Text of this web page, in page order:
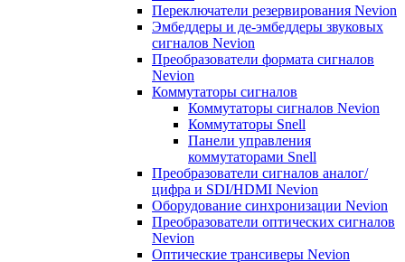
Переключатели резервирования Nevion
Эмбеддеры и де-эмбеддеры звуковых
сигналов Nevion
Преобразователи формата сигналов
Nevion
Коммутаторы сигналов
Коммутаторы сигналов Nevion
Коммутаторы Snell
Панели управления
коммутаторами Snell
Преобразователи сигналов аналог/
цифра и SDI/HDMI Nevion
Оборудование синхронизации Nevion
Преобразователи оптических сигналов
Nevion
Оптические трансиверы Nevion